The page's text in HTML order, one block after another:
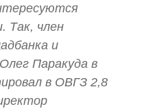
Так, член
и
Паракуда в
в ОВГЗ 2,8